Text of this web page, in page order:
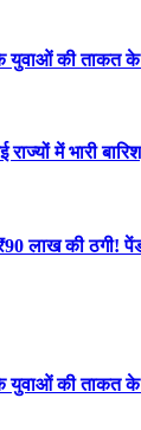
युवाओं की ताकत
में भारी
लाख की ठगी!
युवाओं की ताकत